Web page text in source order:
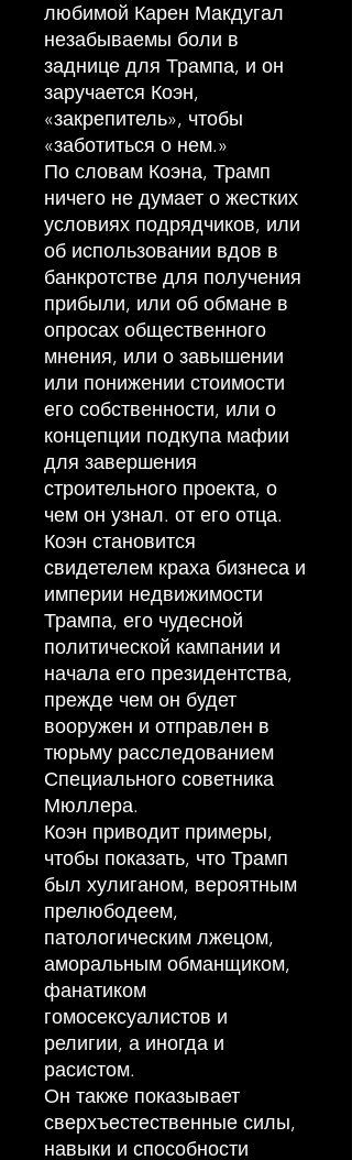
любимой Карен Макдугал
незабываемы боли в
заднице для Трампа, и он
заручается Коэн,
«закрепитель», чтобы
«заботиться о нем.»
По словам Коэна, Трамп
ничего не думает о жестких
условиях подрядчиков, или
об использовании вдов в
банкротстве для получения
прибыли, или об обмане в
опросах общественного
мнения, или о завышении
или понижении стоимости
его собственности, или о
концепции подкупа мафии
для завершения
строительного проекта, о
чем он узнал. от его отца.
Коэн становится
свидетелем краха бизнеса и
империи недвижимости
Трампа, его чудесной
политической кампании и
начала его президентства,
прежде чем он будет
вооружен и отправлен в
тюрьму расследованием
Специального советника
Мюллера.
Коэн приводит примеры,
чтобы показать, что Трамп
был хулиганом, вероятным
прелюбодеем,
патологическим лжецом,
аморальным обманщиком,
фанатиком
гомосексуалистов и
религии, а иногда и
расистом.
Он также показывает
сверхъестественные силы,
навыки и способности